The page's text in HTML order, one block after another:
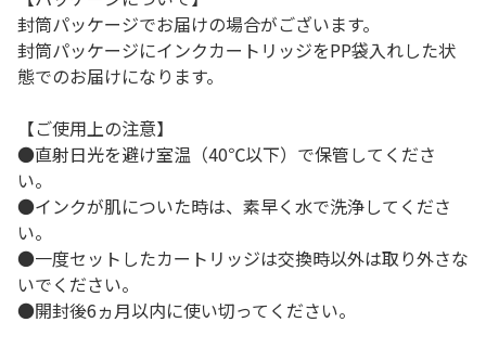
封筒パッケージでお届けの場合がございます。
封筒パッケージにインクカートリッジをPP袋入れした状
態でのお届けになります。
【ご使用上の注意】
●直射日光を避け室温（40℃以下）で保管してくださ
い。
●インクが肌についた時は、素早く水で洗浄してくださ
い。
●一度セットしたカートリッジは交換時以外は取り外さな
いでください。
●開封後6ヵ月以内に使い切ってください。